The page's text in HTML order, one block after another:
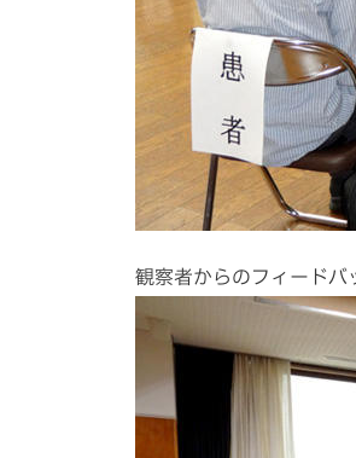
観察者からのフィードバ